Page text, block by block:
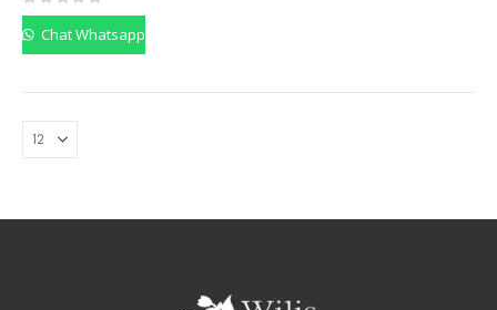
0out of 5
Chat Whatsapp